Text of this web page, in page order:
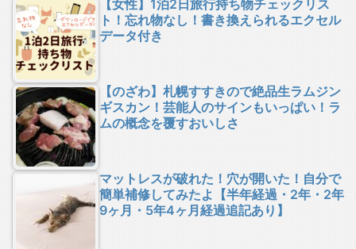
【女性】1泊2日旅行持ち物チェックリス
ト！忘れ物なし！書き換えられるエクセル
データ付き
【のざわ】札幌すすきので絶品生ラムジン
ギスカン！芸能人のサインもいっぱい！ラ
ムの概念を覆すおいしさ
マットレスが破れた！穴が開いた！自分で
簡単補修してみたよ【半年経過・2年・2年
9ヶ月・5年4ヶ月経過追記あり】